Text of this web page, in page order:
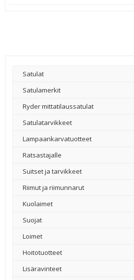
Satulat
Satulamerkit
Ryder mittatilaussatulat
Satulatarvikkeet
–
Lampaankarvatuotteet
Ratsastajalle
Suitset ja tarvikkeet
Riimut ja riimunnarut
Kuolaimet
Suojat
Loimet
Hoitotuotteet
Lisäravinteet